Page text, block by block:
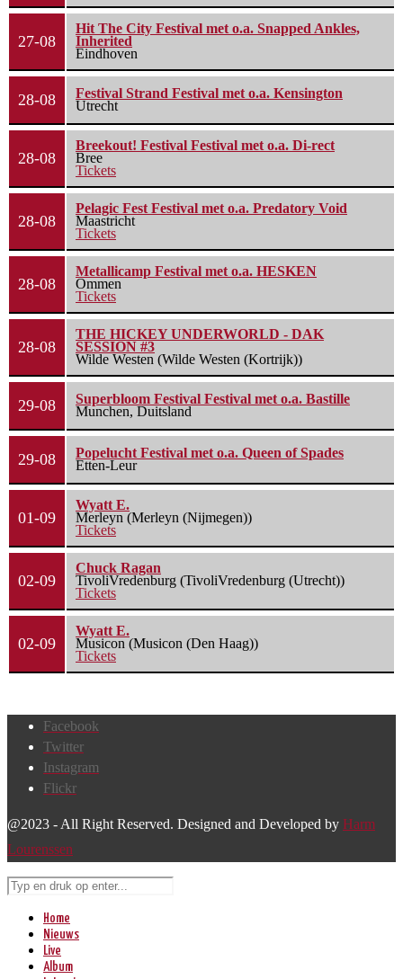
27-08
Hit The City Festival met o.a. Snapped Ankles,
Inherited
Eindhoven
28-08
Festival Strand Festival met o.a. Kensington
Utrecht
28-08
Breekout! Festival Festival met o.a. Di-rect
Bree
Tickets
28-08
Pelagic Fest Festival met o.a. Predatory Void
Maastricht
Tickets
28-08
Metallicamp Festival met o.a. HESKEN
Ommen
Tickets
28-08
THE HICKEY UNDERWORLD - DAK
SESSION #3
Wilde Westen (Wilde Westen (Kortrijk))
29-08
Superbloom Festival Festival met o.a. Bastille
Munchen, Duitsland
29-08
Popelucht Festival met o.a. Queen of Spades
Etten-Leur
01-09
Wyatt E.
Merleyn (Merleyn (Nijmegen))
Tickets
02-09
Chuck Ragan
TivoliVredenburg (TivoliVredenburg (Utrecht))
Tickets
02-09
Wyatt E.
Musicon (Musicon (Den Haag))
Tickets
Facebook
Twitter
Instagram
Flickr
@2023 - All Right Reserved. Designed and Developed by Harm
Lourenssen
Home
Nieuws
Live
Album